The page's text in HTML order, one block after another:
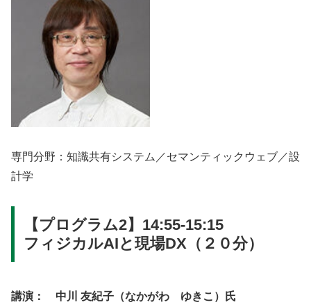
専門分野：知識共有システム／セマンティックウェブ／設
計学
【プログラム2】14:55-15:15
フィジカルAIと現場DX（２０分）
講演： 中川 友紀子（なかがわ ゆきこ）氏